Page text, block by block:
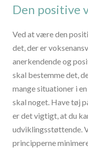
Den positive
Ved at være den
det, der er
anerkendende og
skal bestemme det,
mange situationer i
skal noget. Have tøj
er det vigtigt, at du
udviklingsstøttende.
principperne